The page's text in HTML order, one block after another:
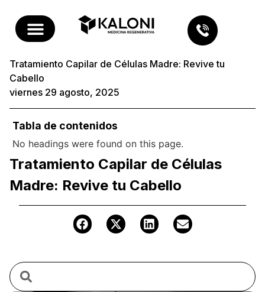
Tratamiento Capilar de Células Madre: Revive tu
Cabello
viernes 29 agosto, 2025
Tabla de contenidos
No headings were found on this page.
Tratamiento Capilar de Células
Madre: Revive tu Cabello